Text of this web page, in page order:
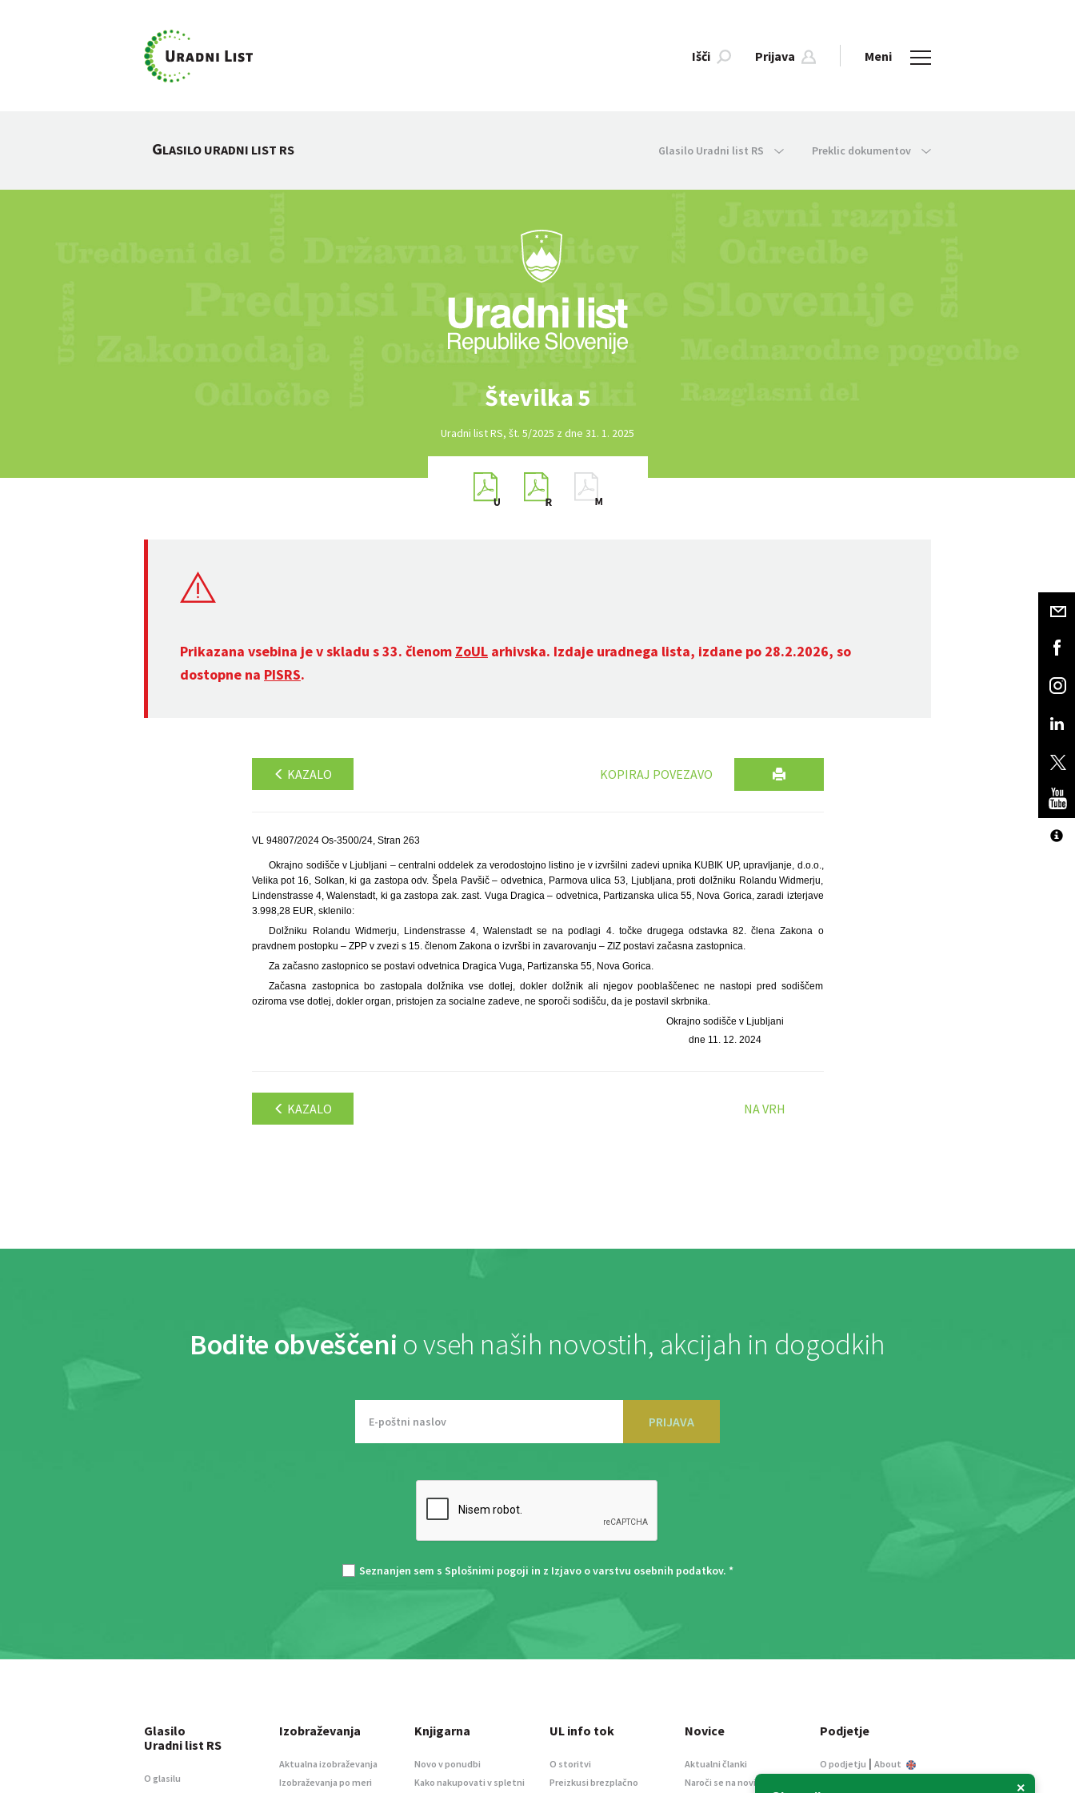
Išči Prijava Meni
GLASILO URADNI LIST RS Glasilo Uradni list RS Preklic dokumentov
Številka 5
Uradni list RS, št. 5/2025 z dne 31. 1. 2025
Prikazana vsebina je v skladu s 33. členom ZoUL arhivska. Izdaje uradnega lista, izdane po 28.2.2026, so
dostopne na PISRS.
KAZALO KOPIRAJ POVEZAVO
VL 94807/2024 Os-3500/24, Stran 263
Okrajno sodišče v Ljubljani – centralni oddelek za verodostojno listino je v izvršilni zadevi upnika KUBIK UP, upravljanje, d.o.o.,
Velika pot 16, Solkan, ki ga zastopa odv. Špela Pavšič – odvetnica, Parmova ulica 53, Ljubljana, proti dolžniku Rolandu Widmerju,
Lindenstrasse 4, Walenstadt, ki ga zastopa zak. zast. Vuga Dragica – odvetnica, Partizanska ulica 55, Nova Gorica, zaradi izterjave
3.998,28 EUR, sklenilo:
Dolžniku Rolandu Widmerju, Lindenstrasse 4, Walenstadt se na podlagi 4. točke drugega odstavka 82. člena Zakona o
pravdnem postopku – ZPP v zvezi s 15. členom Zakona o izvršbi in zavarovanju – ZIZ postavi začasna zastopnica.
Za začasno zastopnico se postavi odvetnica Dragica Vuga, Partizanska 55, Nova Gorica.
Začasna zastopnica bo zastopala dolžnika vse dotlej, dokler dolžnik ali njegov pooblaščenec ne nastopi pred sodiščem
oziroma vse dotlej, dokler organ, pristojen za socialne zadeve, ne sporoči sodišču, da je postavil skrbnika.
Okrajno sodišče v Ljubljani
dne 11. 12. 2024
KAZALO NA VRH
Bodite obveščeni o vseh naših novostih, akcijah in dogodkih
PRIJAVA
Seznanjen sem s Splošnimi pogoji in z Izjavo o varstvu osebnih podatkov. *
×
Glasilo
Uradni list RS
O glasilu
Izobraževanja
Aktualna izobraževanja
Izobraževanja po meri
Knjigarna
Novo v ponudbi
Kako nakupovati v spletni
UL info tok
O storitvi
Preizkusi brezplačno
Novice
Aktualni članki
Naroči se na novice
Podjetje
O podjetju | About